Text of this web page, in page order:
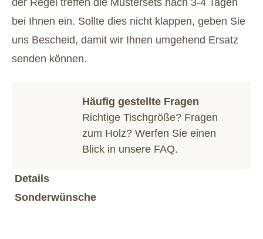
der Regel treffen die Mustersets nach 3-4 Tagen
bei Ihnen ein. Sollte dies nicht klappen, geben Sie
uns Bescheid, damit wir Ihnen umgehend Ersatz
senden können.
Häufig gestellte Fragen
Richtige Tischgröße? Fragen
zum Holz? Werfen Sie einen
Blick in unsere FAQ.
Details
Sonderwünsche